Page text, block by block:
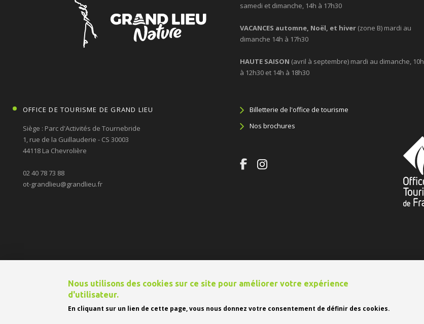
samedi et dimanche, 14h à 17h30
VACANCES automne, Noël, et hiver(zone B) mardi au
dimanche 14h à 17h30
HAUTE SAISON (avril à septembre) mardi au dimanche, 10h
à 12h30 et 14h à 18h30
OFFICE DE TOURISME DE GRAND LIEU
Siège : Parc d'Activités de Tournebride
1, rue de la Guillauderie - CS 30003
44118 La Chevrolière
02 40 78 73 88
ot-grandlieu@grandlieu.fr
Billetterie de l'office de tourisme
Nos brochures
© 2026 Office de Tourisme de Grand-Lieu Plan du site
Nous utilisons des cookies sur ce site pour améliorer votre expérience
d'utilisateur.
En cliquant sur un lien de cette page, vous nous donnez votre consentement de définir des cookies.